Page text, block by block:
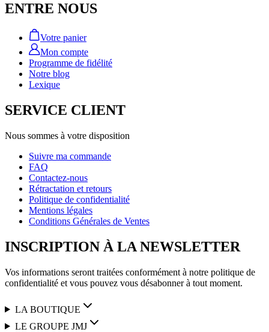
ENTRE NOUS
Votre panier
Mon compte
Programme de fidélité
Notre blog
Lexique
SERVICE CLIENT
Nous sommes à votre disposition
Suivre ma commande
FAQ
Contactez-nous
Rétractation et retours
Politique de confidentialité
Mentions légales
Conditions Générales de Ventes
INSCRIPTION À LA NEWSLETTER
Vos informations seront traitées conformément à notre politique de
confidentialité et vous pouvez vous désabonner à tout moment.
LA BOUTIQUE
LE GROUPE JMJ